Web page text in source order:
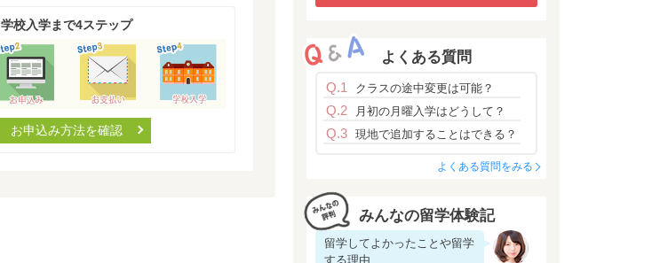
学校入学まで4ステップ
お申込み方法を確認
よくある質問
Q.1 クラスの途中変更は可能？
Q.2 月初の月曜入学はどうして？
Q.3 現地で追加することはできる？
よくある質問をみる
みんなの留学体験記
留学してよかったことや留学
する理由